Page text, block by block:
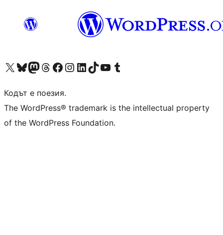
Visit our X (formerly Twitter) account
Visit our Bluesky account
Visit our Mastodon account
Visit our Threads account
Посетете нашата страница във Facebook
Посетете нашия профил в Instagram
Посетете нашия профил в LinkedIn
Visit our TikTok account
Visit our YouTube channel
Visit our Tumblr account
Кодът е поезия.
The WordPress® trademark is the intellectual property
of the WordPress Foundation.